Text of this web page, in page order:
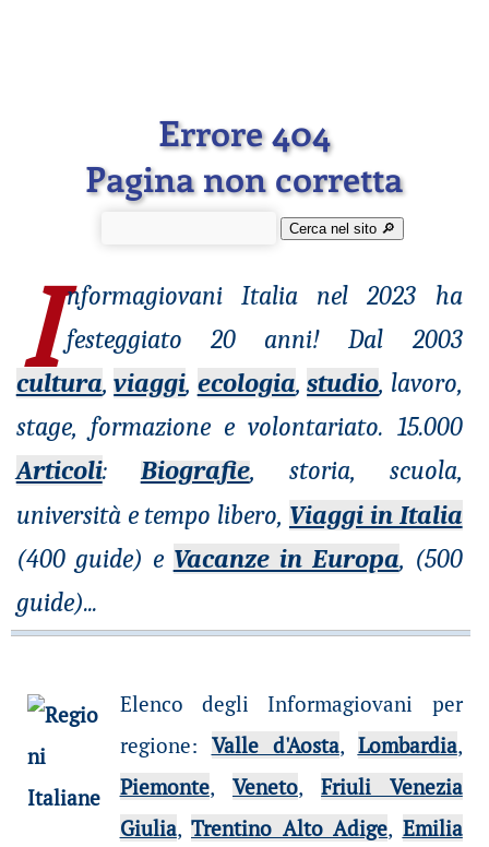
Errore 404
Pagina non corretta
Cerca nel sito 🔎︎
I nformagiovaniItalia nel 2023 ha
festeggiato 20 anni! Dal 2003
cultura,viaggi, ecologia,studio, lavoro,
stage, formazione e volontariato. 15.000
Articoli: Biografie, storia, scuola,
università e tempo libero, Viaggi in Italia
(400 guide) e Vacanze in Europa, (500
guide)...
Elenco degli Informagiovani per
regione: Valle d'Aosta, Lombardia,
Piemonte, Veneto,Friuli Venezia
Giulia,Trentino Alto Adige, Emilia